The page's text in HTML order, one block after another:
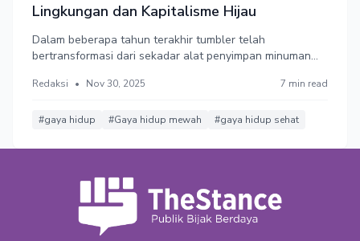
Lingkungan dan Kapitalisme Hijau
Dalam beberapa tahun terakhir tumbler telah
bertransformasi dari sekadar alat penyimpan minuman
ketika produk yang dirancang ramah lingkungan justru
Redaksi • Nov 30, 2025 7 min read
#gaya hidup #Gaya hidup mewah #gaya hidup sehat